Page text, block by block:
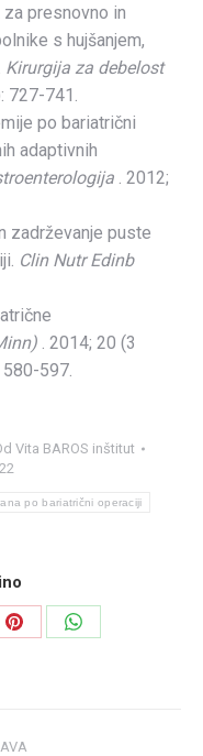
presnovno in
s hujšanjem,
Kirurgija za debelost
727-741.
po bariatrični
adaptivnih
. 2012;
zadrževanje puste
Clin Nutr Edinb
. 2014; 20 (3
597.
Vita BAROS inštitut
po bariatrični operaciji
Share
Share